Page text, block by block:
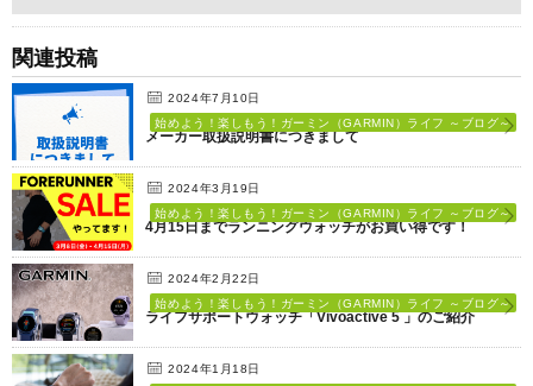
関連投稿
2024年7月10日
始めよう！楽しもう！ガーミン（GARMIN）ライフ ～ブログ～
メーカー取扱説明書につきまして
2024年3月19日
始めよう！楽しもう！ガーミン（GARMIN）ライフ ～ブログ～
4月15日までランニングウォッチがお買い得です！
2024年2月22日
始めよう！楽しもう！ガーミン（GARMIN）ライフ ～ブログ～
ライフサポートウォッチ「Vivoactive 5 」のご紹介
2024年1月18日